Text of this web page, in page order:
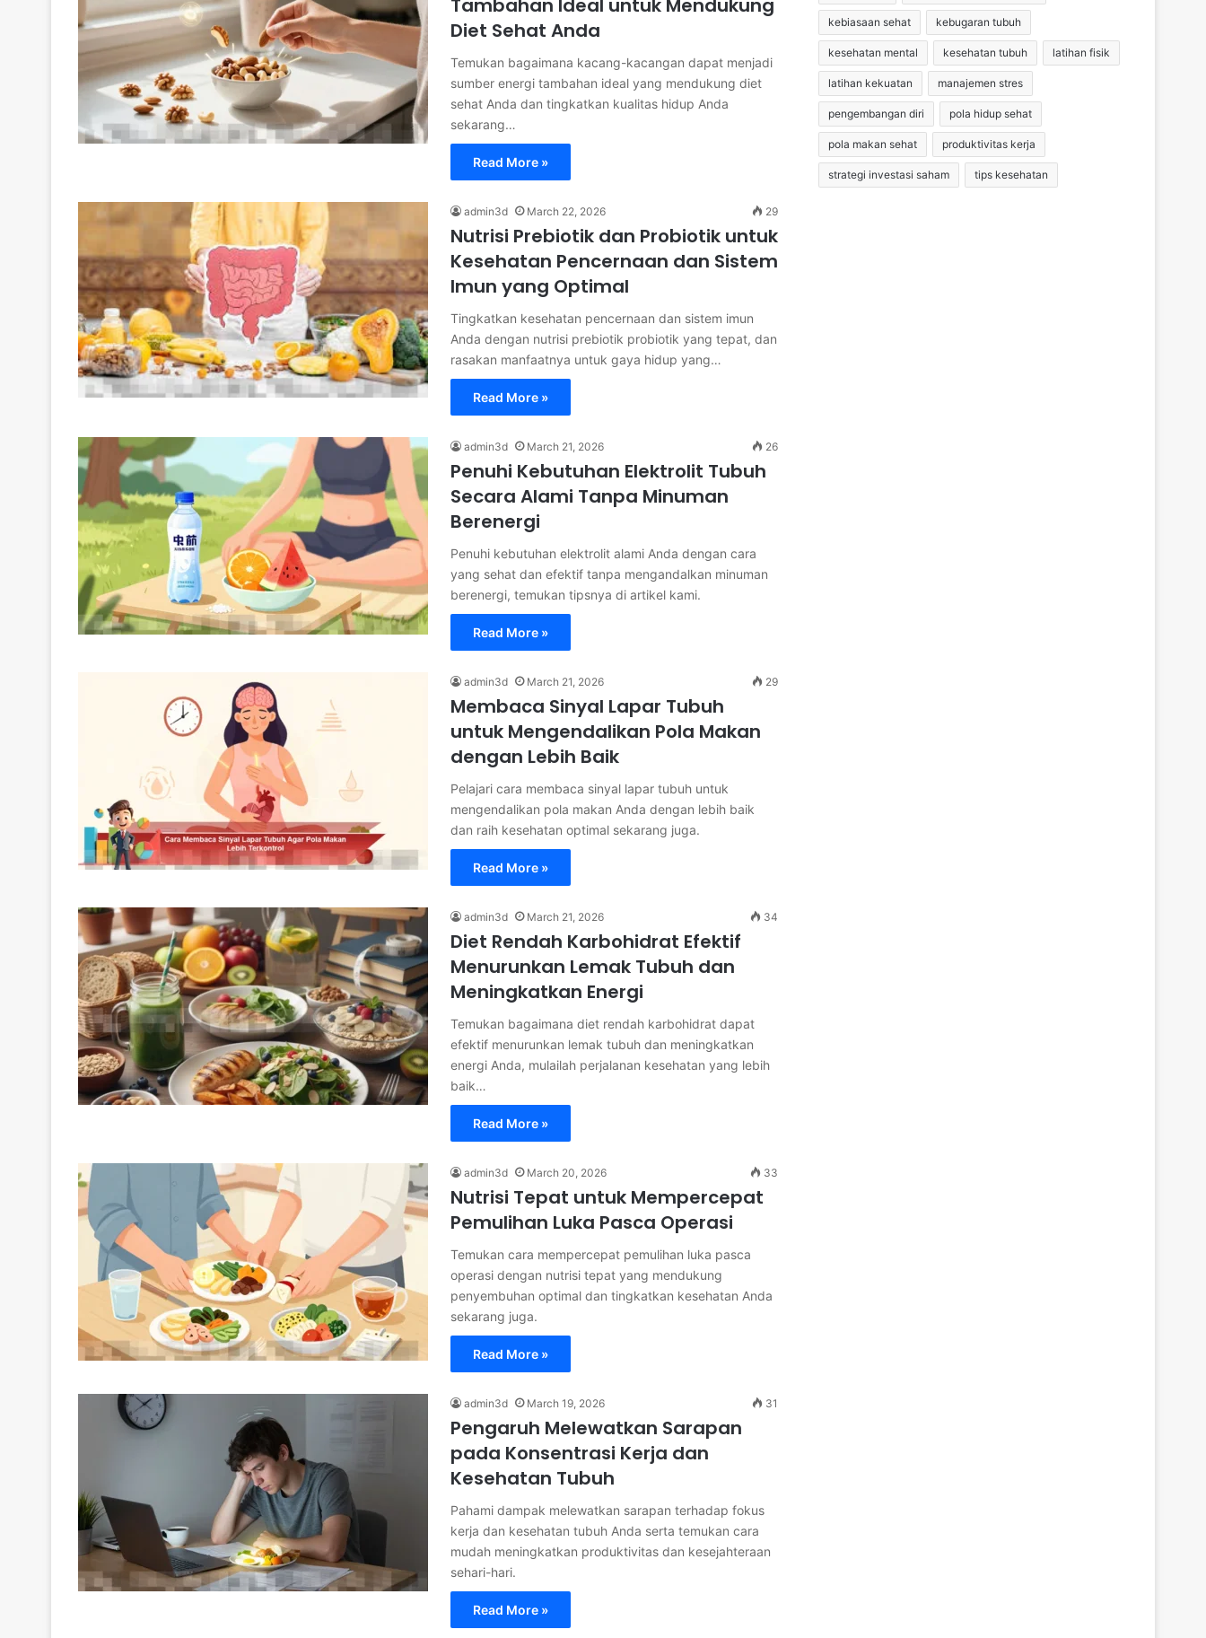
Tambahan Ideal untuk Mendukung
Diet Sehat Anda
Temukan bagaimana kacang-kacangan dapat menjadi
sumber energi tambahan ideal yang mendukung diet
sehat Anda dan tingkatkan kualitas hidup Anda
sekarang…
Read More »
admin3d March 22, 2026 29
Nutrisi Prebiotik dan Probiotik untuk
Kesehatan Pencernaan dan Sistem
Imun yang Optimal
Tingkatkan kesehatan pencernaan dan sistem imun
Anda dengan nutrisi prebiotik probiotik yang tepat, dan
rasakan manfaatnya untuk gaya hidup yang…
Read More »
admin3d March 21, 2026 26
Penuhi Kebutuhan Elektrolit Tubuh
Secara Alami Tanpa Minuman
Berenergi
Penuhi kebutuhan elektrolit alami Anda dengan cara
yang sehat dan efektif tanpa mengandalkan minuman
berenergi, temukan tipsnya di artikel kami.
Read More »
admin3d March 21, 2026 29
Membaca Sinyal Lapar Tubuh
untuk Mengendalikan Pola Makan
dengan Lebih Baik
Pelajari cara membaca sinyal lapar tubuh untuk
mengendalikan pola makan Anda dengan lebih baik
dan raih kesehatan optimal sekarang juga.
Read More »
admin3d March 21, 2026 34
Diet Rendah Karbohidrat Efektif
Menurunkan Lemak Tubuh dan
Meningkatkan Energi
Temukan bagaimana diet rendah karbohidrat dapat
efektif menurunkan lemak tubuh dan meningkatkan
energi Anda, mulailah perjalanan kesehatan yang lebih
baik…
Read More »
admin3d March 20, 2026 33
Nutrisi Tepat untuk Mempercepat
Pemulihan Luka Pasca Operasi
Temukan cara mempercepat pemulihan luka pasca
operasi dengan nutrisi tepat yang mendukung
penyembuhan optimal dan tingkatkan kesehatan Anda
sekarang juga.
Read More »
admin3d March 19, 2026 31
Pengaruh Melewatkan Sarapan
pada Konsentrasi Kerja dan
Kesehatan Tubuh
Pahami dampak melewatkan sarapan terhadap fokus
kerja dan kesehatan tubuh Anda serta temukan cara
mudah meningkatkan produktivitas dan kesejahteraan
sehari-hari.
Read More »
kebiasaan sehat kebugaran tubuh
kesehatan mental kesehatan tubuh latihan fisik
latihan kekuatan manajemen stres
pengembangan diri pola hidup sehat
pola makan sehat produktivitas kerja
strategi investasi saham tips kesehatan